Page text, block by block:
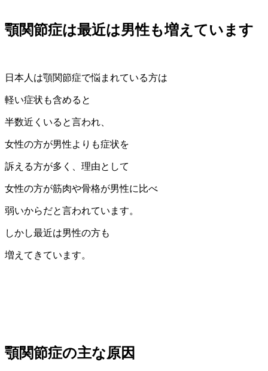
顎関節症は最近は男性も増えています
日本人は顎関節症で悩まれている方は
軽い症状も含めると
半数近くいると言われ、
女性の方が男性よりも症状を
訴える方が多く、理由として
女性の方が筋肉や骨格が男性に比べ
弱いからだと言われています。
しかし最近は男性の方も
増えてきています。
顎関節症の主な原因